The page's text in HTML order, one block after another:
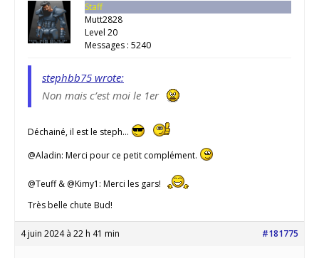
Staff
Mutt2828
Level 20
Messages : 5240
stephbb75 wrote:
Non mais c’est moi le 1er
Déchainé, il est le steph…
@Aladin: Merci pour ce petit complément.
@Teuff & @Kimy1: Merci les gars!
Très belle chute Bud!
4 juin 2024 à 22 h 41 min #181775